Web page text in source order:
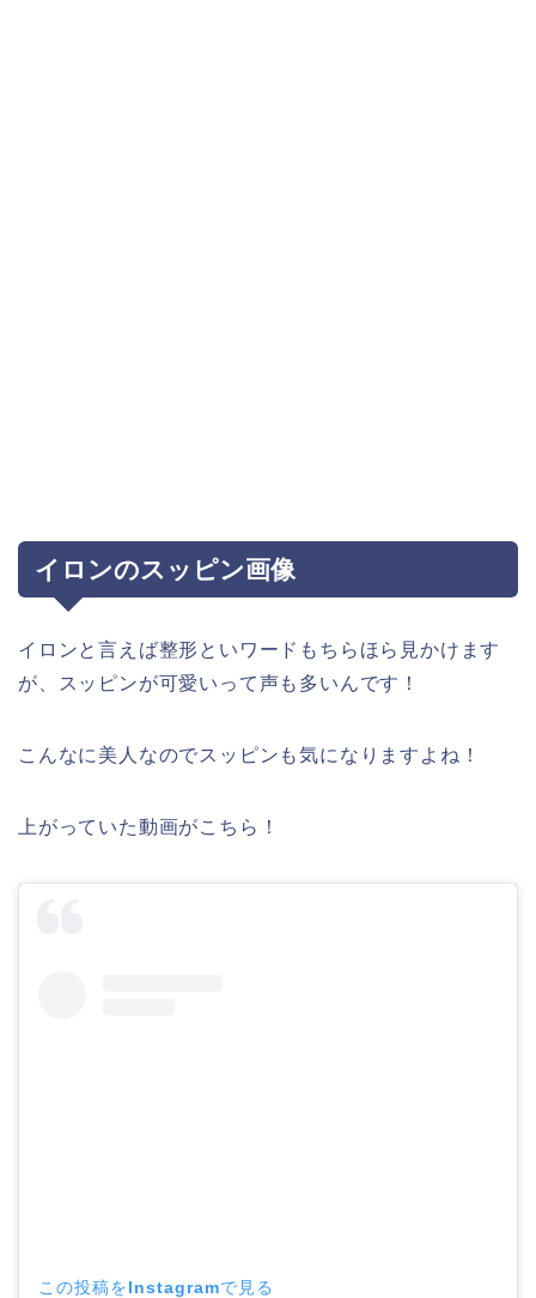
イロンのスッピン画像
イロンと言えば整形といワードもちらほら見かけます
が、スッピンが可愛いって声も多いんです！
こんなに美人なのでスッピンも気になりますよね！
上がっていた動画がこちら！
この投稿をInstagramで見る